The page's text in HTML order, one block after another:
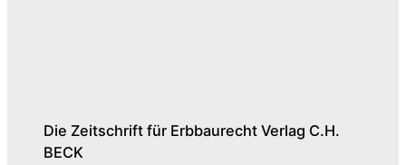
Die Zeitschrift für Erbbaurecht Verlag C.H.
BECK